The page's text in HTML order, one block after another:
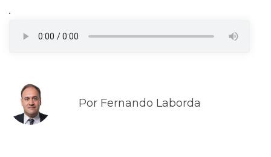
.
Por Fernando Laborda